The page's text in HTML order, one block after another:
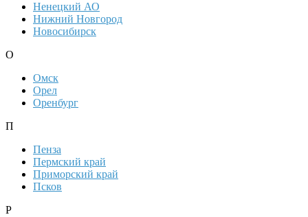
Ненецкий АО
Нижний Новгород
Новосибирск
О
Омск
Орел
Оренбург
П
Пенза
Пермский край
Приморский край
Псков
Р